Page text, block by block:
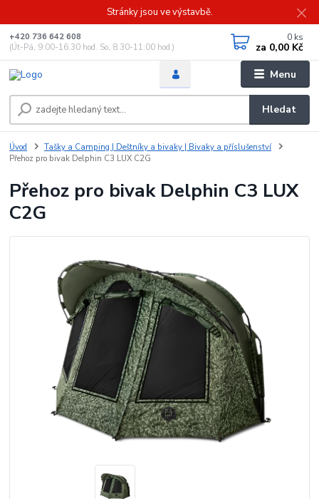
Stránky jsou ve výstavbě.
Menu
Hledat
+420 736 642 608
(Út-Pá, 9:00-16.30 hod. So, 8.30-11:00 hod.)
0 ks
za 0,00 Kč
Úvod
Tašky a Camping | Deštníky a bivaky | Bivaky a příslušenství
Přehoz pro bivak Delphin C3 LUX C2G
Přehoz pro bivak Delphin C3 LUX
C2G